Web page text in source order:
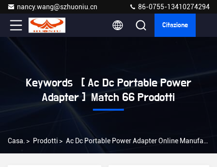
nancy.wang@szhuoniu.cn 86-0755-13410274294
Citazione
Keywords [ Ac Dc Portable Power
Adapter ] Match 66 Prodotti
Casa. > Prodotti > Ac Dc Portable Power Adapter Online Manufacturer